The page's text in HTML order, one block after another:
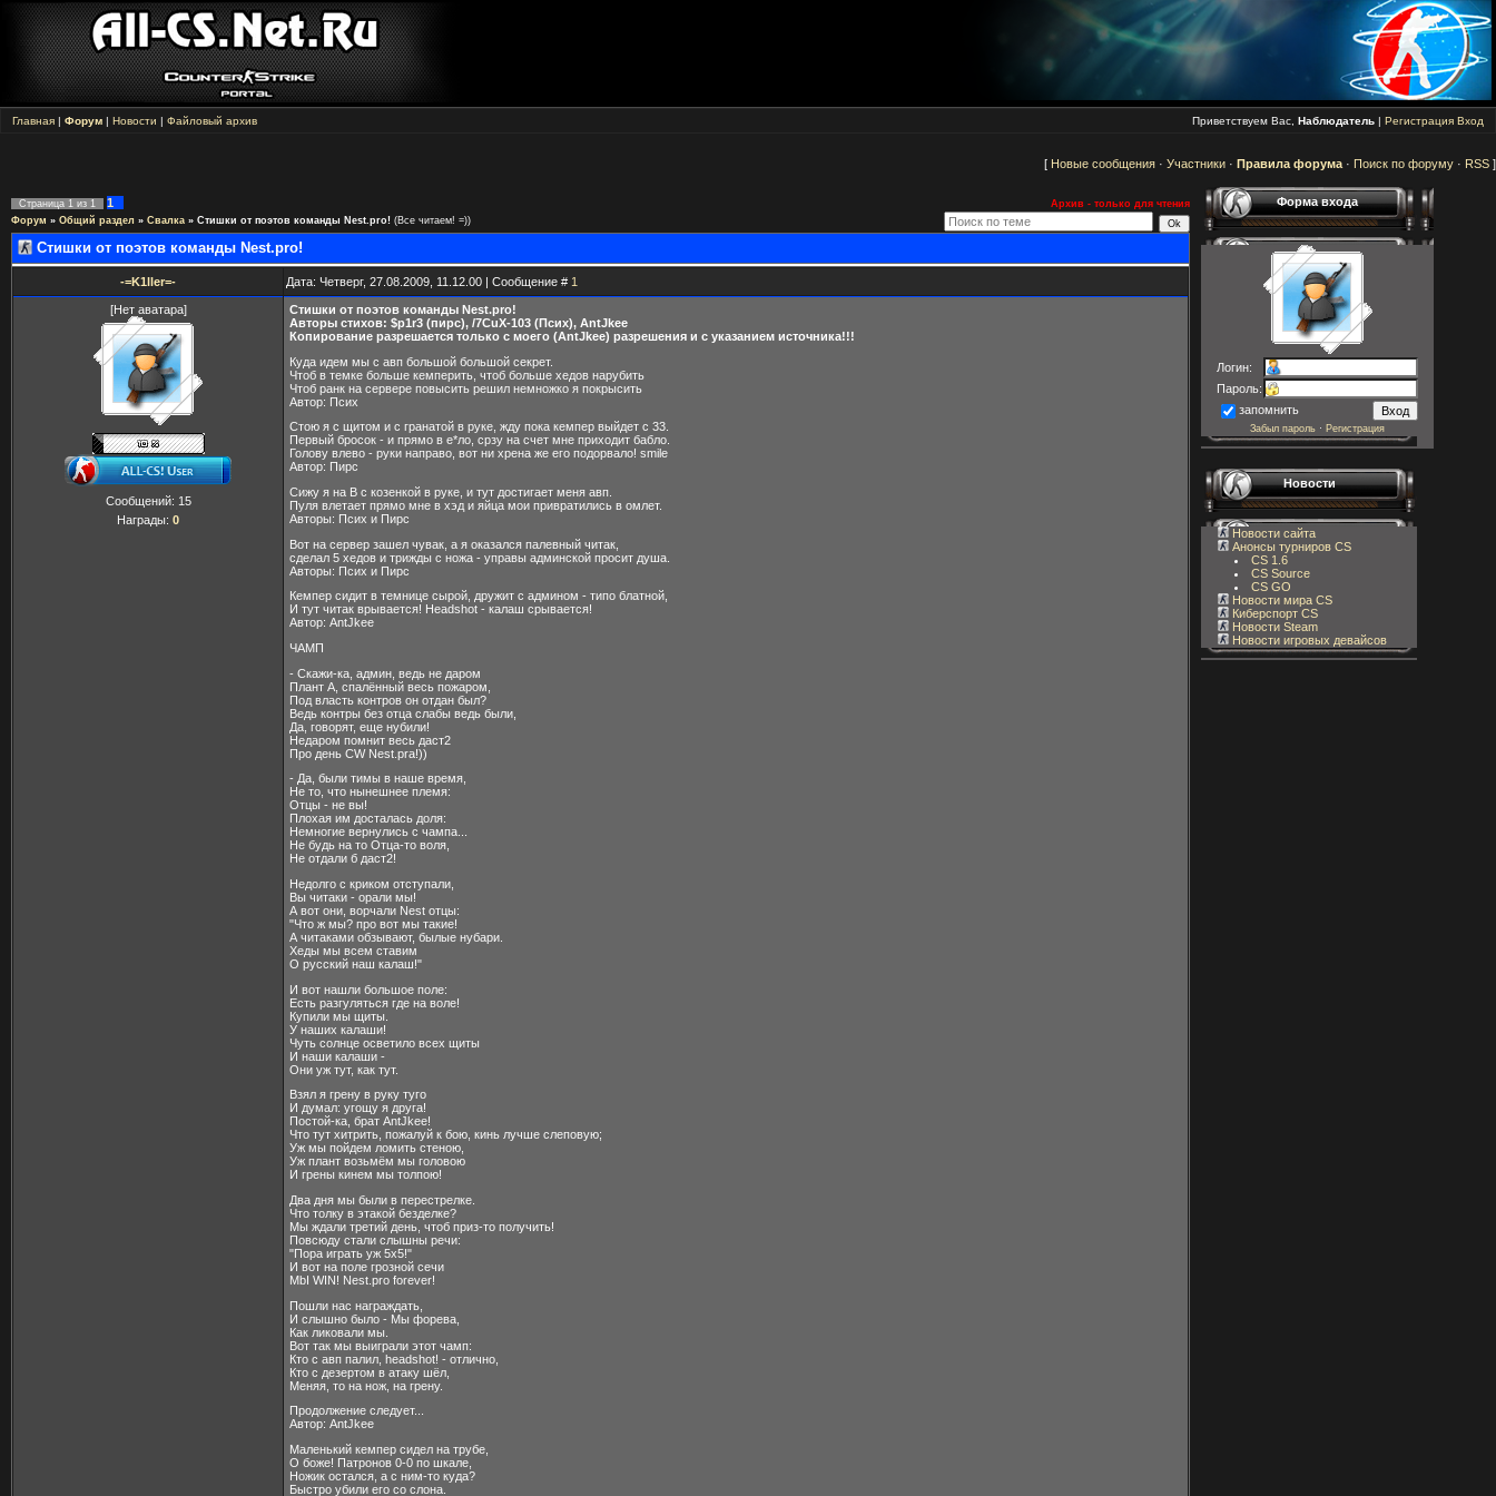
Главная | Форум | Новости | Файловый архив Приветствуем Вас, Наблюдатель | Регистрация Вход
[ Новые сообщения · Участники · Правила форума · Поиск по форуму · RSS ]
Страница 1 из 1 1
Архив - только для чтения
Форум » Общий раздел » Свалка » Стишки от поэтов команды Nest.pro! (Все читаем! =))
Стишки от поэтов команды Nest.pro!
-=K1ller=- Дата: Четверг, 27.08.2009, 11.12.00 | Сообщение # 1
[Нет аватара]
Сообщений: 15
Награды: 0
Стишки от поэтов команды Nest.pro!
Авторы стихов: $p1r3 (пирс), /7CuX-103 (Псих), AntJkee
Копирование разрешается только с моего (AntJkee) разрешения и с указанием источника!!!
Куда идем мы с авп большой большой секрет.
Чтоб в темке больше кемперить, чтоб больше хедов нарубить
Чтоб ранк на сервере повысить решил немножко я покрысить
Автор: Псих
Стою я с щитом и с гранатой в руке, жду пока кемпер выйдет с 33.
Первый бросок - и прямо в е*ло, срзу на счет мне приходит бабло.
Голову влево - руки направо, вот ни хрена же его подорвало! smile
Автор: Пирс
Сижу я на В с козенкой в руке, и тут достигает меня авп.
Пуля влетает прямо мне в хэд и яйца мои привратились в омлет.
Авторы: Псих и Пирс
Вот на сервер зашел чувак, а я оказался палевный читак,
сделал 5 хедов и трижды с ножа - управы админской просит душа.
Авторы: Псих и Пирс
Кемпер сидит в темнице сырой, дружит с админом - типо блатной,
И тут читак врывается! Headshot - калаш срывается!
Автор: AntJkee
ЧАМП
- Скажи-ка, админ, ведь не даром
Плант А, спалённый весь пожаром,
Под власть контров он отдан был?
Ведь контры без отца слабы ведь были,
Да, говорят, еще нубили!
Недаром помнит весь даст2
Про день CW Nest.pra!))
- Да, были тимы в наше время,
Не то, что нынешнее племя:
Отцы - не вы!
Плохая им досталась доля:
Немногие вернулись с чампа...
Не будь на то Отца-то воля,
Не отдали б даст2!
Недолго с криком отступали,
Вы читаки - орали мы!
А вот они, ворчали Nest отцы:
"Что ж мы? про вот мы такие!
А читаками обзывают, былые нубари.
Хеды мы всем ставим
О русский наш калаш!"
И вот нашли большое поле:
Есть разгуляться где на воле!
Купили мы щиты.
У наших калаши!
Чуть солнце осветило всех щиты
И наши калаши -
Они уж тут, как тут.
Взял я грену в руку туго
И думал: угощу я друга!
Постой-ка, брат AntJkee!
Что тут хитрить, пожалуй к бою, кинь лучше слеповую;
Уж мы пойдем ломить стеною,
Уж плант возьмём мы головою
И грены кинем мы толпою!
Два дня мы были в перестрелке.
Что толку в этакой безделке?
Мы ждали третий день, чтоб приз-то получить!
Повсюду стали слышны речи:
"Пора играть уж 5x5!"
И вот на поле грозной сечи
MbI WIN! Nest.pro forever!
Пошли нас награждать,
И слышно было - Мы форева,
Как ликовали мы.
Вот так мы выиграли этот чамп:
Кто с авп палил, headshot! - отлично,
Кто с дезертом в атаку шёл,
Меняя, то на нож, на грену.
Продолжение следует...
Автор: AntJkee
Маленький кемпер сидел на трубе,
О боже! Патронов 0-0 по шкале,
Ножик остался, а с ним-то куда?
Быстро убили его со слона.
Форма входа
Логин:
Пароль:
запомнить
Забыл пароль · Регистрация
Новости
Новости сайта
Анонсы турниров CS
CS 1.6
CS Source
CS GO
Новости мира CS
Киберспорт CS
Новости Steam
Новости игровых девайсов